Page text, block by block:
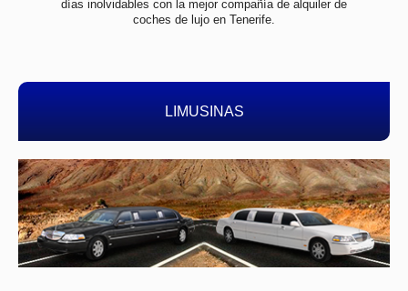
días inolvidables con la mejor compañía de alquiler de
coches de lujo en Tenerife.
LIMUSINAS